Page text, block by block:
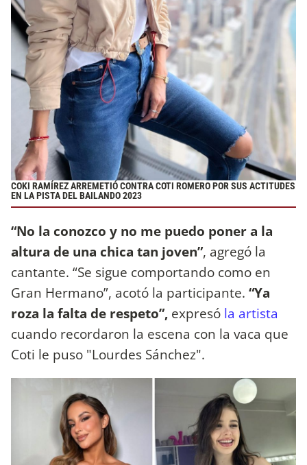
COKI RAMÍREZ ARREMETIÓ CONTRA COTI ROMERO POR SUS ACTITUDES
EN LA PISTA DEL BAILANDO 2023
“No la conozco y no me puedo poner a la
altura de una chica tan joven”, agregó la
cantante. “Se sigue comportando como en
Gran Hermano”, acotó la participante. “Ya
roza la falta de respeto”, expresó la artista
cuando recordaron la escena con la vaca que
Coti le puso "Lourdes Sánchez".